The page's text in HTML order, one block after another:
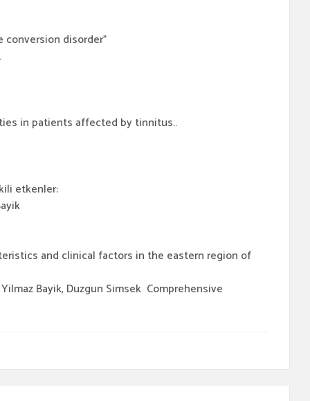
disorder”
in patients affected by tinnitus..
etkenler:
and clinical factors in the eastern region of
Bayik, Duzgun Simsek Comprehensive